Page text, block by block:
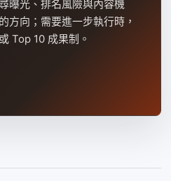
曝光、排名風險與內容機
方向；需要進一步執行時，
Top 10 成果制。